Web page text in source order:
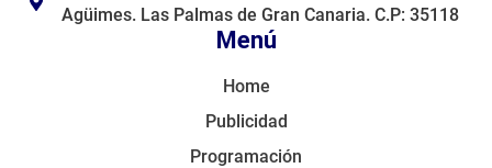
Menú
Home
Publicidad
Programación
Agüimes. Las Palmas de Gran Canaria. C.P: 35118